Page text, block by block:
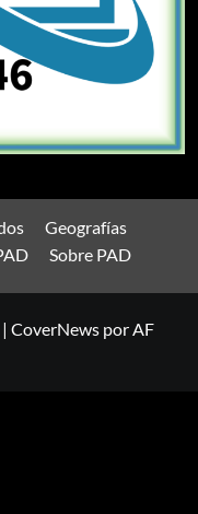
Geografías
Sobre PAD
| CoverNews por AF